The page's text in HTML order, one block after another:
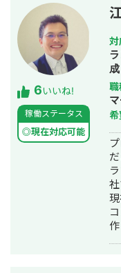
6いいね!
稼働ステータス
◎現在対応可能
対
職